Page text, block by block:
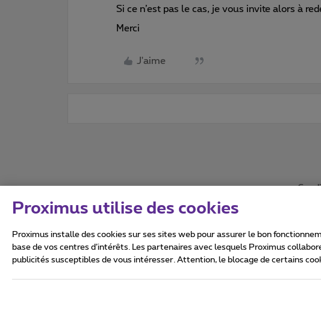
Si ce n’est pas le cas, je vous invite alors à
Merci
J'aime
Tous droits réservés. ©2026Proximus
Proximus utilise des cookies
Proximus installe des cookies sur ses sites web pour assurer le bon
base de vos centres d’intérêts. Les partenaires avec lesquels Proximus
publicités susceptibles de vous intéresser. Attention, le blocage de certains